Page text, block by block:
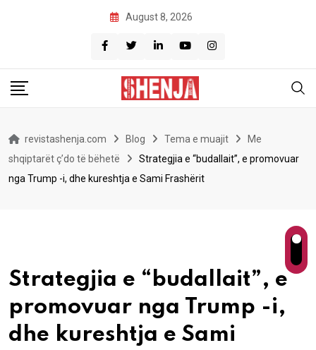
August 8, 2026
revistashenja.com Blog Tema e muajit
Me
shqiptarët ç’do të bëhetë
Strategjia e “budallait”, e promovuar
nga Trump -i, dhe kureshtja e Sami Frashërit
Strategjia e “budallait”, e
promovuar nga Trump -i,
dhe kureshtja e Sami